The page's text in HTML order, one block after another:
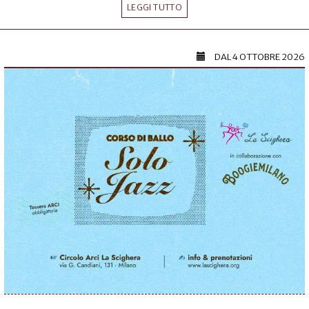
LEGGI TUTTO
DAL4 OTTOBRE 2026